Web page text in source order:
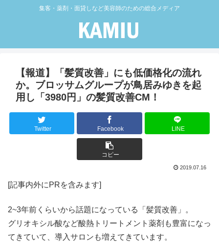
集客・薬剤・面貸しなど美容師のための総合メディア
【報道】「髪質改善」にも低価格化の流れ
か。ブロッサムグループが鳥居みゆきを起
用し「3980円」の髪質改善CM！
Twitter Facebook LINE
コピー
2019.07.16
[記事内外にPRを含みます]
2~3年前くらいから話題になっている「髪質改善」。
グリオキシル酸など酸熱トリートメント薬剤も豊富になっ
てきていて、導入サロンも増えてきています。